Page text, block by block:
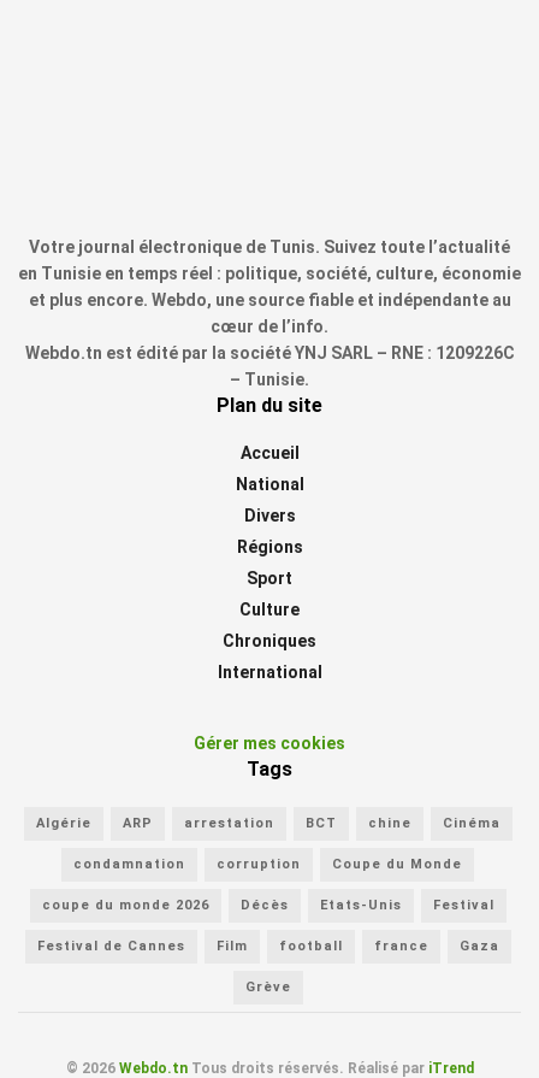
Votre journal électronique de Tunis. Suivez toute l’actualité
en Tunisie en temps réel : politique, société, culture, économie
et plus encore. Webdo, une source fiable et indépendante au
cœur de l’info.
Webdo.tn est édité par la société YNJ SARL – RNE : 1209226C
– Tunisie.
Plan du site
Accueil
National
Divers
Régions
Sport
Culture
Chroniques
International
Gérer mes cookies
Tags
Algérie ARP arrestation BCT chine Cinéma
condamnation corruption Coupe du Monde
coupe du monde 2026 Décès Etats-Unis Festival
Festival de Cannes Film football france Gaza
Grève
© 2026 Webdo.tnTous droits réservés. Réalisé par iTrend